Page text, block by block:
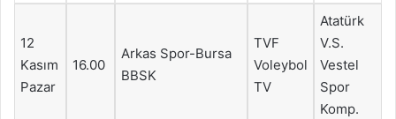
12
Kasım
Pazar
16.00
Arkas Spor-Bursa
BBSK
TVF
Voleybol
TV
Atatürk
V.S.
Vestel
Spor
Komp.